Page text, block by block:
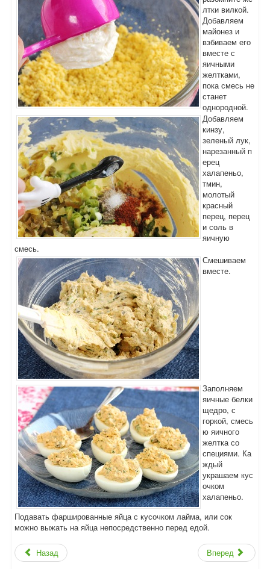
лтки вилкой.
Добавляем
майонез и
взбиваем его
вместе с
яичными
желтками,
пока смесь не
станет
однородной.
Добавляем
кинзу,
зеленый лук,
нарезанный п
ерец
халапеньо,
тмин,
молотый
красный
перец, перец
и соль в
яичную
смесь.
Смешиваем
вместе.
Заполняем
яичные белки
щедро, с
горкой, смесь
ю яичного
желтка со
специями. Ка
ждый
украшаем кус
очком
халапеньо.
Подавать фаршированные яйца с кусочком лайма, или сок
можно выжать на яйца непосредственно перед едой.
Назад Вперед